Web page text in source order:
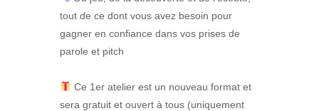
tout de ce dont vous avez besoin pour
gagner en confiance dans vos prises de
parole et pitch
Ce 1er atelier est un nouveau format et
sera gratuit et ouvert à tous (uniquement